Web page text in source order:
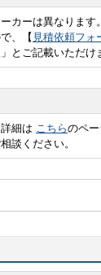
カーは異なります。
、【 見積依頼フォ
とご記載いただけ
細は こちらのペー
談ください。